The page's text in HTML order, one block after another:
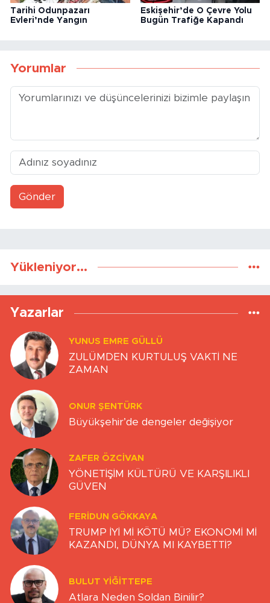
Tarihi Odunpazarı
Evleri’nde Yangın
Eskişehir’de O Çevre Yolu
Bugün Trafiğe Kapandı
Yorumlar
Gönder
Yükleniyor...
Yazarlar
YUNUS EMRE GÜLLÜ
ZULÜMDEN KURTULUŞ VAKTİ NE
ZAMAN
ONUR ŞENTÜRK
Büyükşehir’de dengeler değişiyor
ZAFER ÖZCIVAN
YÖNETİŞİM KÜLTÜRÜ VE KARŞILIKLI
GÜVEN
FERIDUN GÖKKAYA
TRUMP İYİ Mİ KÖTÜ MÜ? EKONOMİ Mİ
KAZANDI, DÜNYA MI KAYBETTİ?
BULUT YİĞİTTEPE
Atlara Neden Soldan Binilir?